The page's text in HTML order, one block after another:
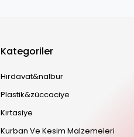
Kategoriler
Hırdavat&nalbur
Plastik&züccaciye
Kırtasiye
Kurban Ve Kesim Malzemeleri